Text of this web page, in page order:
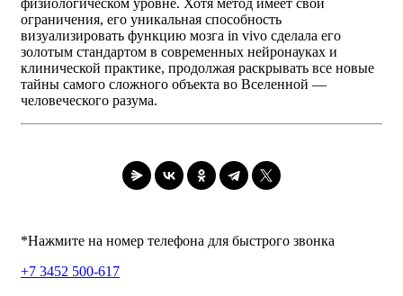
физиологическом уровне. Хотя метод имеет свои
ограничения, его уникальная способность
визуализировать функцию мозга in vivo сделала его
золотым стандартом в современных нейронауках и
клинической практике, продолжая раскрывать все новые
тайны самого сложного объекта во Вселенной —
человеческого разума.
*Нажмите на номер телефона для быстрого звонка
+7 3452 500-617